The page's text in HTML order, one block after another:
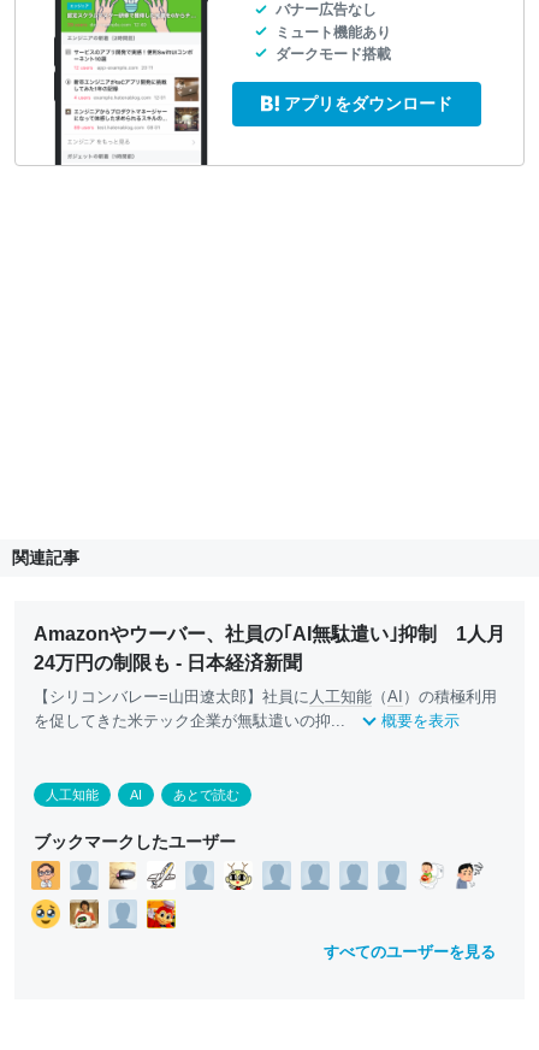
バナー広告なし
ミュート機能あり
ダークモード搭載
アプリをダウンロード
関連記事
Amazonやウーバー、社員の｢AI無駄遣い｣抑制 1人月
24万円の制限も - 日本経済新聞
【シリコンバレー=山田遼太郎】社員に 人工知能 （AI ）の積極利用
を促してきた米テック企業が無駄遣いの抑...
概要を表示
人工知能 AI あとで読む
ブックマークしたユーザー
すべてのユーザーを見る